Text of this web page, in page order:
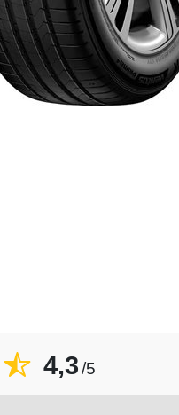
4,3/5